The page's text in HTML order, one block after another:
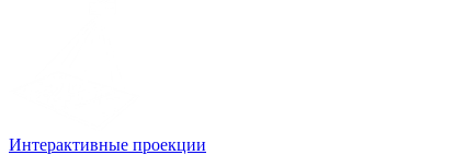
Интерактивные проекции